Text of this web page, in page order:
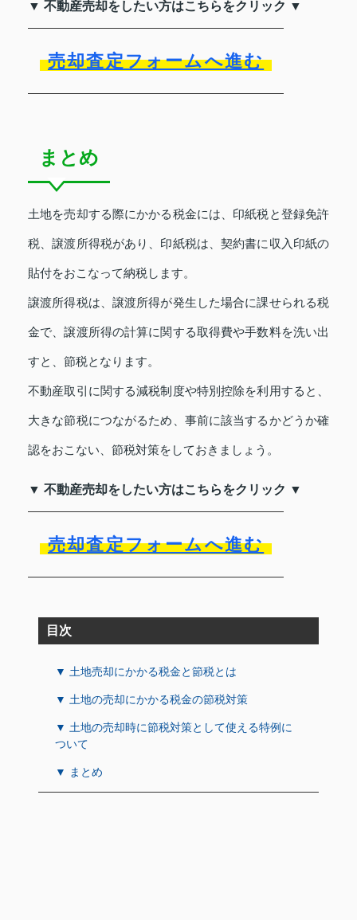
▼ 不動産売却をしたい方はこちらをクリック ▼
売却査定フォームへ進む
まとめ
土地を売却する際にかかる税金には、印紙税と登録免許
税、譲渡所得税があり、印紙税は、契約書に収入印紙の
貼付をおこなって納税します。
譲渡所得税は、譲渡所得が発生した場合に課せられる税
金で、譲渡所得の計算に関する取得費や手数料を洗い出
すと、節税となります。
不動産取引に関する減税制度や特別控除を利用すると、
大きな節税につながるため、事前に該当するかどうか確
認をおこない、節税対策をしておきましょう。
▼ 不動産売却をしたい方はこちらをクリック ▼
売却査定フォームへ進む
目次
▼ 土地売却にかかる税金と節税とは
▼ 土地の売却にかかる税金の節税対策
▼ 土地の売却時に節税対策として使える特例に
ついて
▼ まとめ